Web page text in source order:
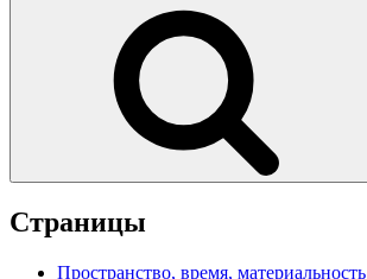
Страницы
Пространство, время, материальность